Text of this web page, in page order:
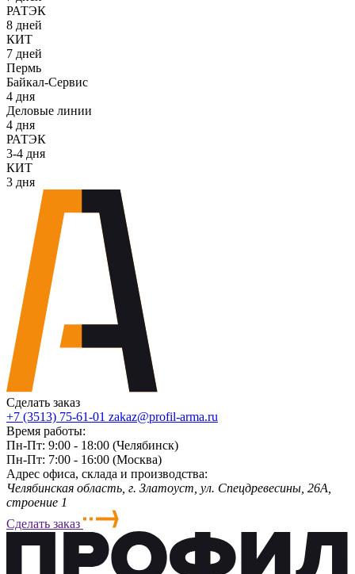
РАТЭК
8 дней
КИТ
7 дней
Пермь
Байкал-Сервис
4 дня
Деловые линии
4 дня
РАТЭК
3-4 дня
КИТ
3 дня
Сделать заказ
+7 (3513) 75-61-01 zakaz@profil-arma.ru
Время работы:
Пн-Пт: 9:00 - 18:00 (Челябинск)
Пн-Пт: 7:00 - 16:00 (Москва)
Адрес офиса, склада и производства:
Челябинская область, г. Злaтoycт, ул. Спецдревесины, 26А,
строение 1
Сделать заказ